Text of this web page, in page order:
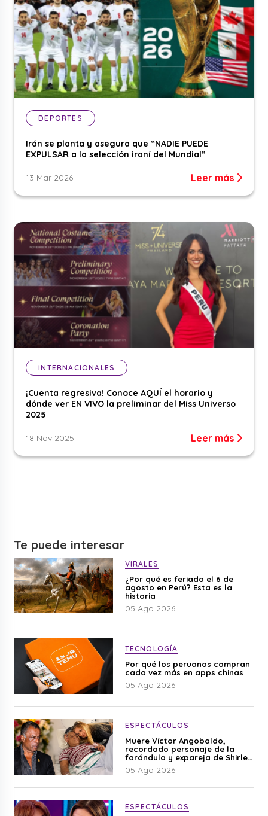
DEPORTES
Irán se planta y asegura que “NADIE PUEDE
EXPULSAR a la selección iraní del Mundial”
13 Mar 2026 Leer más
INTERNACIONALES
¡Cuenta regresiva! Conoce AQUÍ el horario y
dónde ver EN VIVO la preliminar del Miss Universo
2025
18 Nov 2025 Leer más
Te puede interesar
VIRALES
¿Por qué es feriado el 6 de
agosto en Perú? Esta es la
historia
05 Ago 2026
TECNOLOGÍA
Por qué los peruanos compran
cada vez más en apps chinas
05 Ago 2026
ESPECTÁCULOS
Muere Víctor Angobaldo,
recordado personaje de la
farándula y expareja de Shirley
Cherres
05 Ago 2026
ESPECTÁCULOS